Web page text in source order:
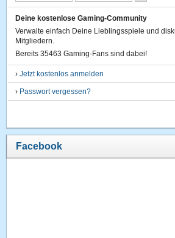
Deine kostenlose Gaming-Community
Verwalte einfach Deine Lieblingsspiele und
Mitgliedern.
Bereits 35463 Gaming-Fans sind dabei!
›Jetzt kostenlos anmelden
› Passwort vergessen?
Facebook